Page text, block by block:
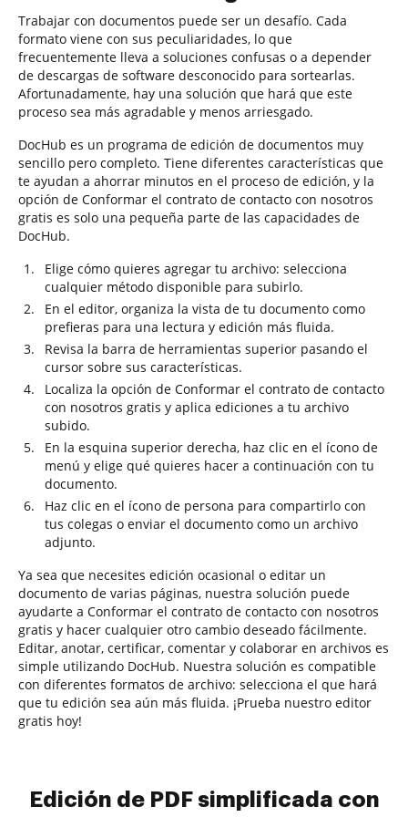
Trabajar con documentos puede ser un desafío. Cada
formato viene con sus peculiaridades, lo que
frecuentemente lleva a soluciones confusas o a depender
de descargas de software desconocido para sortearlas.
Afortunadamente, hay una solución que hará que este
proceso sea más agradable y menos arriesgado.
DocHub es un programa de edición de documentos muy
sencillo pero completo. Tiene diferentes características que
te ayudan a ahorrar minutos en el proceso de edición, y la
opción de Conformar el contrato de contacto con nosotros
gratis es solo una pequeña parte de las capacidades de
DocHub.
Elige cómo quieres agregar tu archivo: selecciona
cualquier método disponible para subirlo.
En el editor, organiza la vista de tu documento como
prefieras para una lectura y edición más fluida.
Revisa la barra de herramientas superior pasando el
cursor sobre sus características.
Localiza la opción de Conformar el contrato de contacto
con nosotros gratis y aplica ediciones a tu archivo
subido.
En la esquina superior derecha, haz clic en el ícono de
menú y elige qué quieres hacer a continuación con tu
documento.
Haz clic en el ícono de persona para compartirlo con
tus colegas o enviar el documento como un archivo
adjunto.
Ya sea que necesites edición ocasional o editar un
documento de varias páginas, nuestra solución puede
ayudarte a Conformar el contrato de contacto con nosotros
gratis y hacer cualquier otro cambio deseado fácilmente.
Editar, anotar, certificar, comentar y colaborar en archivos es
simple utilizando DocHub. Nuestra solución es compatible
con diferentes formatos de archivo: selecciona el que hará
que tu edición sea aún más fluida. ¡Prueba nuestro editor
gratis hoy!
Edición de PDF simplificada con